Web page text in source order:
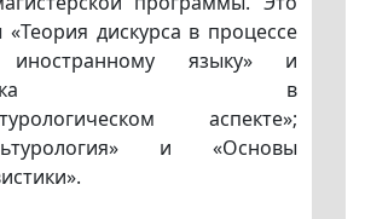
дискурса в процессе
иностранному языку» и
в
аспекте»;
и «Основы